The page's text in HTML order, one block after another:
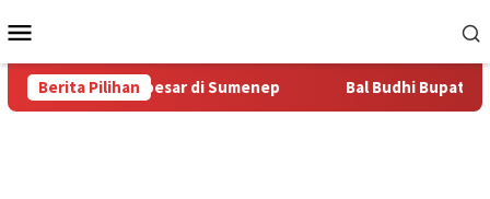
ke
Mobile
Berita Pilihan
Budhi Terbesar di Sumenep Bal Budhi Bupati Cup